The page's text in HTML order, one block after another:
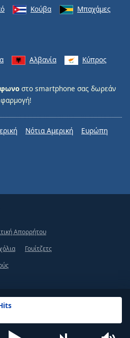
Κούβα
Μπαχάμες
Αλβανία Κύπρος
στο smartphone σας δωρεάν
Νότια Αμερική
Ευρώπη
Απορρήτου
Γουίτζετς